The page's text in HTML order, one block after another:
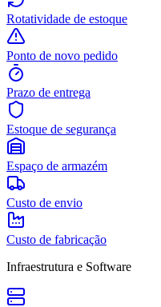
Rotatividade de estoque
Ponto de novo pedido
Prazo de entrega
Estoque de segurança
Espaço de armazém
Custo de envio
Custo de fabricação
Infraestrutura e Software